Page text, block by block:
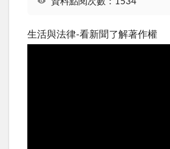
生活與法律-看新聞了解著作權